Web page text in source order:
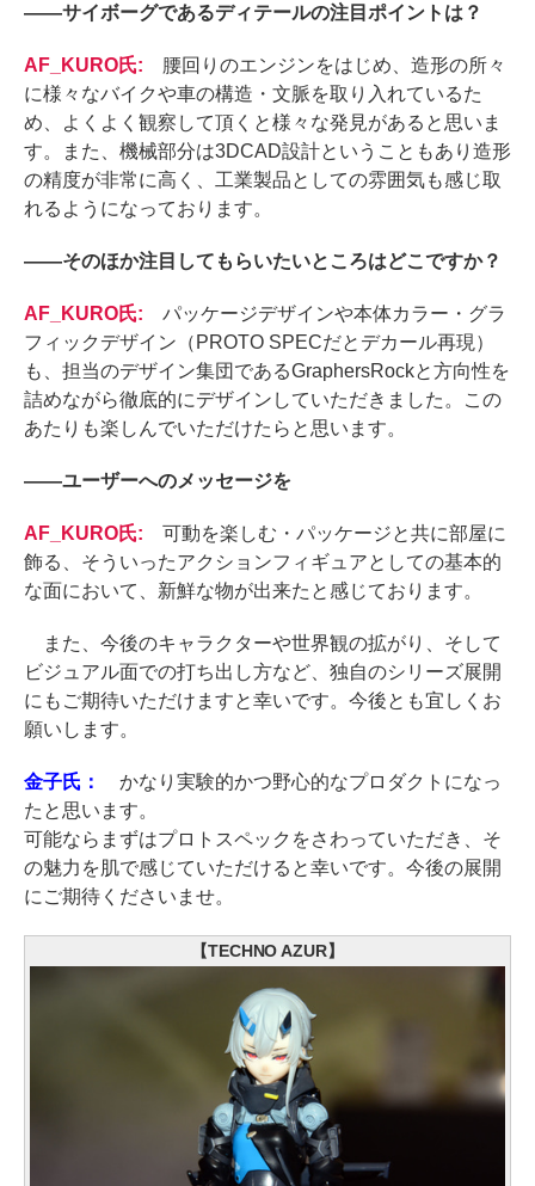
――サイボーグであるディテールの注目ポイントは？
AF_KURO氏: 腰回りのエンジンをはじめ、造形の所々
に様々なバイクや車の構造・文脈を取り入れているた
め、よくよく観察して頂くと様々な発見があると思いま
す。また、機械部分は3DCAD設計ということもあり造形
の精度が非常に高く、工業製品としての雰囲気も感じ取
れるようになっております。
――そのほか注目してもらいたいところはどこですか？
AF_KURO氏: パッケージデザインや本体カラー・グラ
フィックデザイン（PROTO SPECだとデカール再現）
も、担当のデザイン集団であるGraphersRockと方向性を
詰めながら徹底的にデザインしていただきました。この
あたりも楽しんでいただけたらと思います。
――ユーザーへのメッセージを
AF_KURO氏: 可動を楽しむ・パッケージと共に部屋に
飾る、そういったアクションフィギュアとしての基本的
な面において、新鮮な物が出来たと感じております。
また、今後のキャラクターや世界観の拡がり、そして
ビジュアル面での打ち出し方など、独自のシリーズ展開
にもご期待いただけますと幸いです。今後とも宜しくお
願いします。
金子氏：
かなり実験的かつ野心的なプロダクトになっ
たと思います。
可能ならまずはプロトスペックをさわっていただき、そ
の魅力を肌で感じていただけると幸いです。今後の展開
にご期待くださいませ。
【TECHNO AZUR】